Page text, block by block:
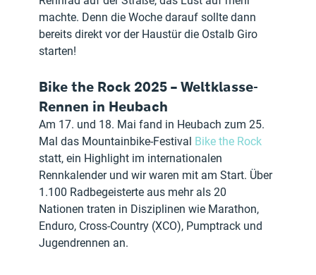
machte. Denn die Woche darauf sollte dann
bereits direkt vor der Haustür die Ostalb Giro
starten!
Bike the Rock 2025 – Weltklasse-
Rennen in Heubach
Am 17. und 18. Mai fand in Heubach zum 25.
Mal das Mountainbike-Festival
Bike the Rock
statt, ein Highlight im internationalen
Rennkalender und wir waren mit am Start. Über
1.100 Radbegeisterte aus mehr als 20
Nationen traten in Disziplinen wie Marathon,
Enduro, Cross-Country (XCO), Pumptrack und
Jugendrennen an.